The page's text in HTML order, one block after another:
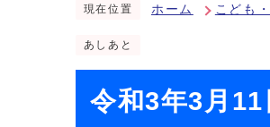
現在位置 ホーム こども
あしあと
令和3年3月11